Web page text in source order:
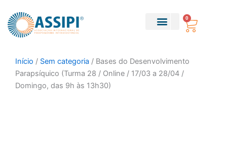
para
0
Início / Sem categoria / Bases do Desenvolvimento
Parapsíquico (Turma 28 / Online / 17/03 a 28/04 /
Domingo, das 9h às 13h30)